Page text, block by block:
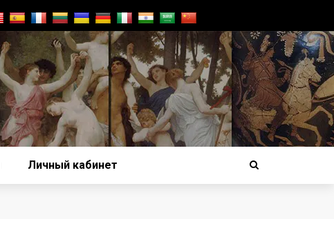
Личный кабинет